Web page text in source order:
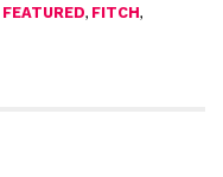
FEATURED, FITCH,